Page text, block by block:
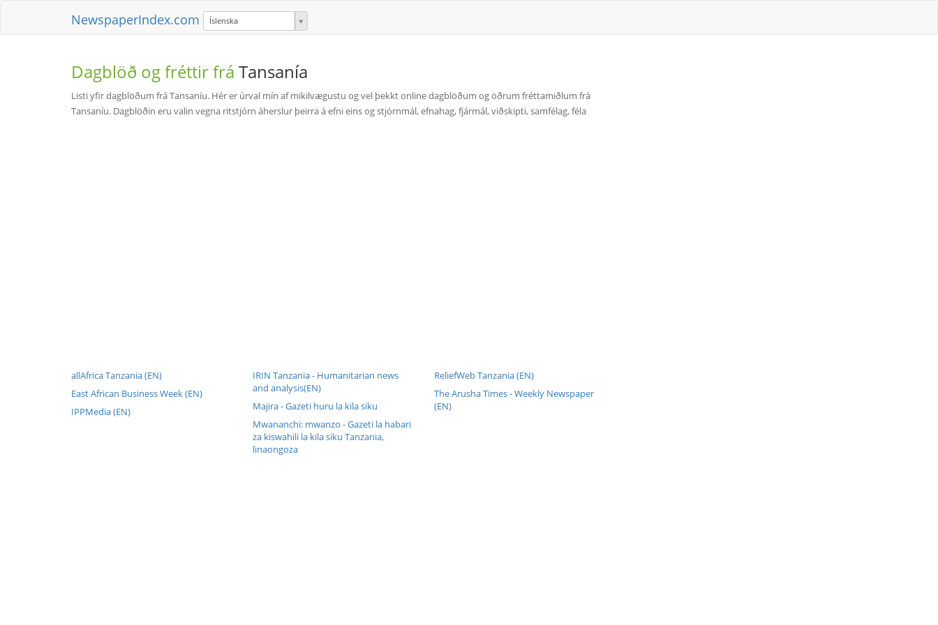
NewspaperIndex.com Íslenska
Dagblöð og fréttir frá Tansanía
Listi yfir dagblöðum frá Tansaníu. Hér er úrval mín af mikilvægustu og vel þekkt online dagblöðum og öðrum fréttamiðlum frá
Tansaníu. Dagblöðin eru valin vegna ritstjórn áherslur þeirra á efni eins og stjórnmál, efnahag, fjármál, viðskipti, samfélag, féla
allAfrica Tanzania (EN)
East African Business Week (EN)
IPPMedia (EN)
IRIN Tanzania - Humanitarian news
and analysis(EN)
Majira - Gazeti huru la kila siku
Mwananchi: mwanzo - Gazeti la habari
za kiswahili la kila siku Tanzania,
linaongoza
ReliefWeb Tanzania (EN)
The Arusha Times - Weekly Newspaper
(EN)